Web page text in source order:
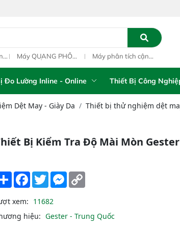
Máy QUANG PHỔ
Vista-R
Máy phân tích cận
NIR Analyzer)
Đo Lường Inline - Online Thiết Bị Công
Dệt May - Giày Da
Thiết bị thử nghiệm dệt
Bị Kiểm Tra Độ Mài Mòn Gester
Share Facebook
TwitterMessenger
xem: 11682
hiệu: Gester - Trung Quốc